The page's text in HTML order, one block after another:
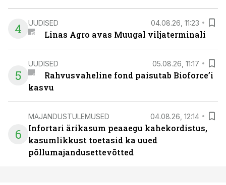
4 UUDISED 04.08.26, 11:23
Linas Agro avas Muugal viljaterminali
5
UUDISED 05.08.26, 11:17
Rahvusvaheline fond paisutab Bioforce’i
kasvu
6
MAJANDUSTULEMUSED 04.08.26, 12:14
Infortari ärikasum peaaegu kahekordistus,
kasumlikkust toetasid ka uued
põllumajandusettevõtted